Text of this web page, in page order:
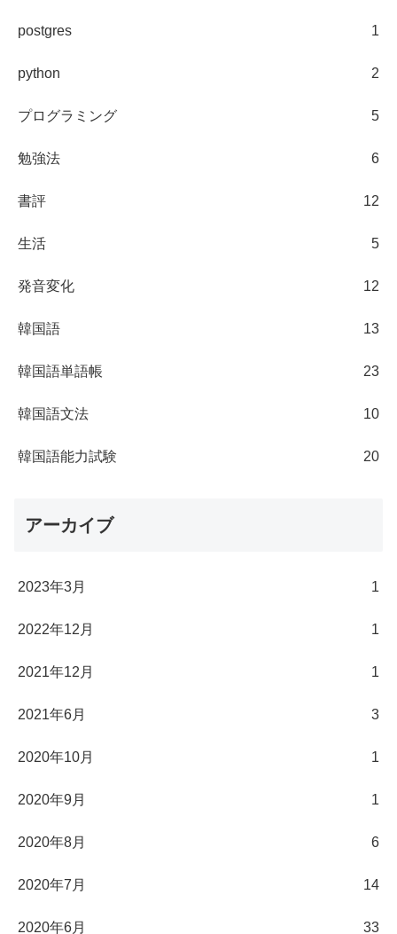
postgres 1
python 2
プログラミング 5
勉強法 6
書評 12
生活 5
発音変化 12
韓国語 13
韓国語単語帳 23
韓国語文法 10
韓国語能力試験 20
アーカイブ
2023年3月 1
2022年12月 1
2021年12月 1
2021年6月 3
2020年10月 1
2020年9月 1
2020年8月 6
2020年7月 14
2020年6月 33